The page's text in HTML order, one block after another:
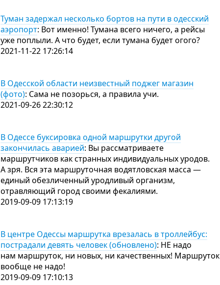
Туман задержал несколько бортов на пути в одесский
аэропорт: Вот именно! Тумана всего ничего, а рейсы
уже поплыли. А что будет, если тумана будет огого?
2021-11-22 17:26:14
В Одесской области неизвестный поджег магазин
(фото): Сама не позорься, а правила учи.
2021-09-26 22:30:12
В Одессе буксировка одной маршрутки другой
закончилась аварией: Вы рассматриваете
маршрутчиков как странных индивидуальных уродов.
А зря. Вся эта маршруточная водятловская масса —
единый обезличенный уродливый организм,
отравляющий город своими фекалиями.
2019-09-09 17:13:19
В центре Одессы маршрутка врезалась в троллейбус:
пострадали девять человек (обновлено): НЕ надо
нам маршруток, ни новых, ни качественных! Маршруток
вообще не надо!
2019-09-09 17:10:13